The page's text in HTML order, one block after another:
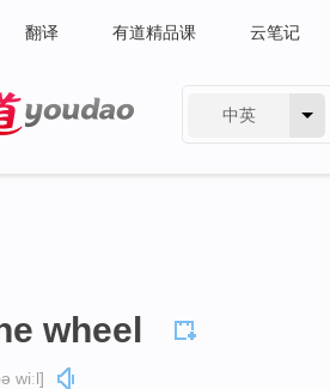
翻译 有道精品课 云笔记
中英
wheel
wiːl]